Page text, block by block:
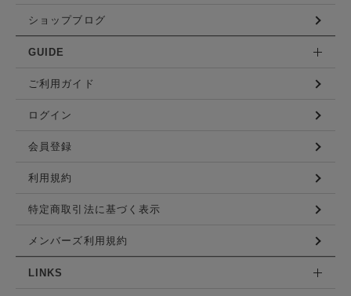
ショップブログ
GUIDE
ご利用ガイド
ログイン
会員登録
利用規約
特定商取引法に基づく表示
メンバーズ利用規約
LINKS